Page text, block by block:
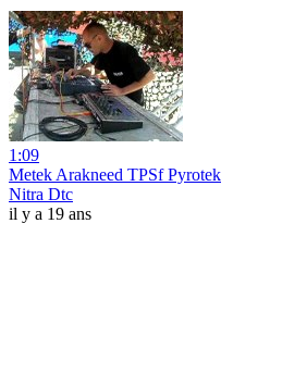
1:09
Metek Arakneed TPSf Pyrotek
Nitra Dtc
il y a 19 ans